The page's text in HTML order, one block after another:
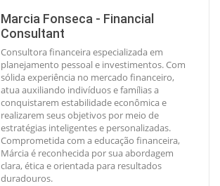
Marcia Fonseca - Financial
Consultant
Consultora financeira especializada em
planejamento pessoal e investimentos. Com
sólida experiência no mercado financeiro,
atua auxiliando indivíduos e famílias a
conquistarem estabilidade econômica e
realizarem seus objetivos por meio de
estratégias inteligentes e personalizadas.
Comprometida com a educação financeira,
Márcia é reconhecida por sua abordagem
clara, ética e orientada para resultados
duradouros.